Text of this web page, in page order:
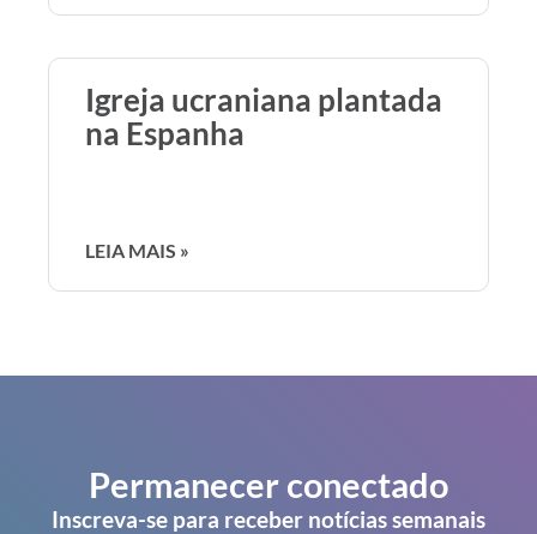
Igreja ucraniana plantada
na Espanha
LEIA MAIS »
Permanecer conectado
Inscreva-se para receber notícias semanais